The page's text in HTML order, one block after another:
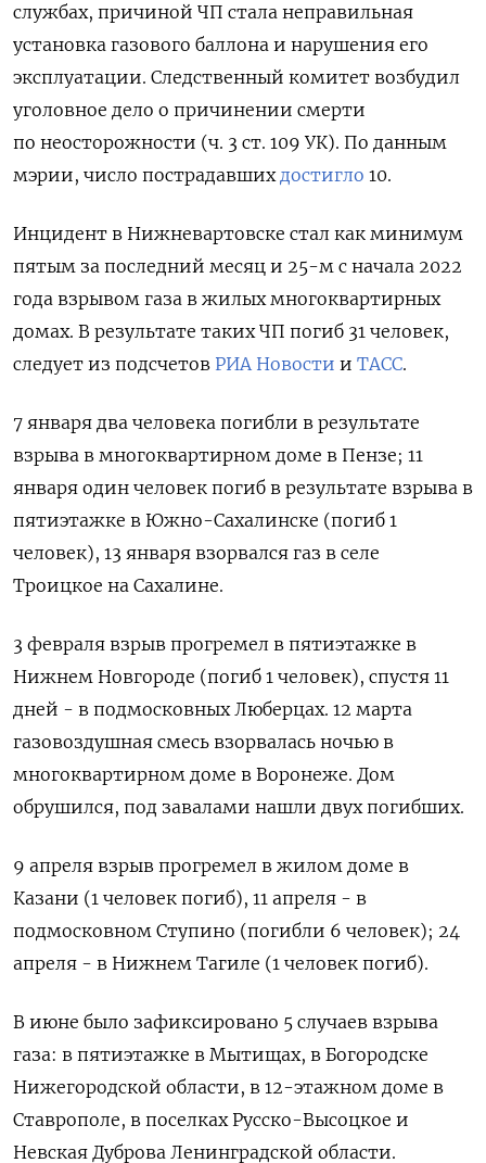
службах, причиной ЧП стала неправильная
установка газового баллона и нарушения его
эксплуатации. Следственный комитет возбудил
уголовное дело о причинении смерти
по неосторожности (ч. 3 ст. 109 УК). По данным
мэрии, число пострадавшихдостигло 10.
Инцидент в Нижневартовске стал как минимум
пятым за последний месяц и 25-м с начала 2022
года взрывом газа в жилых многоквартирных
домах. В результате таких ЧП погиб 31 человек,
следует из подсчетов РИА Новости и ТАСС.
7 января два человека погибли в результате
взрыва в многоквартирном доме в Пензе; 11
января один человек погиб в результате взрыва в
пятиэтажке в Южно-Сахалинске (погиб 1
человек), 13 января взорвался газ в селе
Троицкое на Сахалине.
3 февраля взрыв прогремел в пятиэтажке в
Нижнем Новгороде (погиб 1 человек), спустя 11
дней - в подмосковных Люберцах. 12 марта
газовоздушная смесь взорвалась ночью в
многоквартирном доме в Воронеже. Дом
обрушился, под завалами нашли двух погибших.
9 апреля взрыв прогремел в жилом доме в
Казани (1 человек погиб), 11 апреля - в
подмосковном Ступино (погибли 6 человек); 24
апреля - в Нижнем Тагиле (1 человек погиб).
В июне было зафиксировано 5 случаев взрыва
газа: в пятиэтажке в Мытищах, в Богородске
Нижегородской области, в 12-этажном доме в
Ставрополе, в поселках Русско-Высоцкое и
Невская Дуброва Ленинградской области.